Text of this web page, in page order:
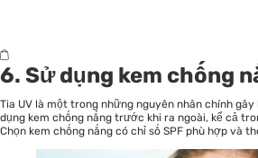
6. Sử dụng kem chống
Tia UV là một trong những nguyên nhân chính
dụng kem chống nắng trước khi ra ngoài, kể cả
Chọn kem chống nắng có chỉ số SPF phù hợp và